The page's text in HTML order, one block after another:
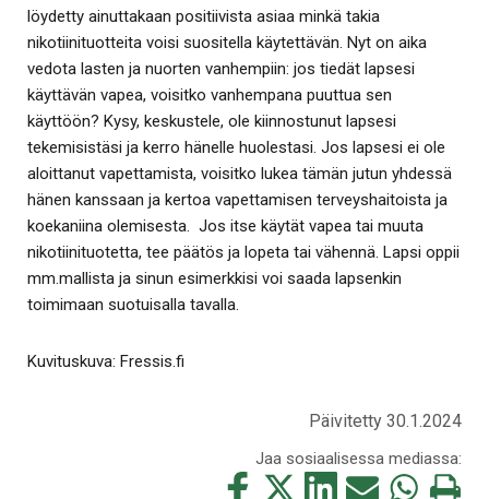
löydetty ainuttakaan positiivista asiaa minkä takia
nikotiinituotteita voisi suositella käytettävän. Nyt on aika
vedota lasten ja nuorten vanhempiin: jos tiedät lapsesi
käyttävän vapea, voisitko vanhempana puuttua sen
käyttöön? Kysy, keskustele, ole kiinnostunut lapsesi
tekemisistäsi ja kerro hänelle huolestasi. Jos lapsesi ei ole
aloittanut vapettamista, voisitko lukea tämän jutun yhdessä
hänen kanssaan ja kertoa vapettamisen terveyshaitoista ja
koekaniina olemisesta. Jos itse käytät vapea tai muuta
nikotiinituotetta, tee päätös ja lopeta tai vähennä. Lapsi oppii
mm.mallista ja sinun esimerkkisi voi saada lapsenkin
toimimaan suotuisalla tavalla.
Kuvituskuva: Fressis.fi
Päivitetty 30.1.2024
Jaa sosiaalisessa mediassa:
Jaa
Jaa
Jaa
Jaa
Jaa
Tulosta